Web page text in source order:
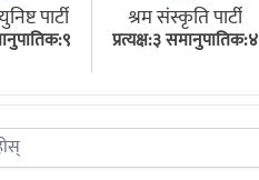
पार्टी श्रम संस्कृति पार्टी
प्रत्यक्ष:३ समानुपातिक:४